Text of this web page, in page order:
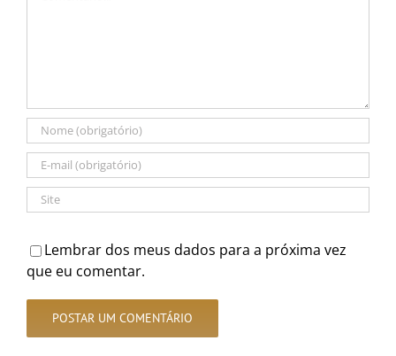
Lembrar dos meus dados para a próxima vez
que eu comentar.